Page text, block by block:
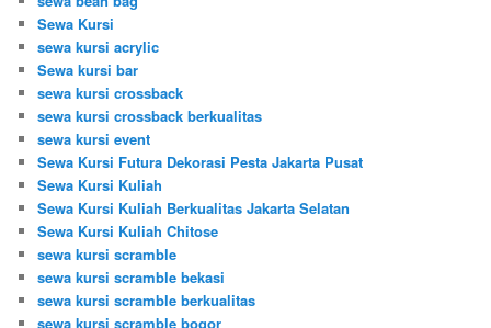
Sewa Kursi
sewa kursi acrylic
Sewa kursi bar
sewa kursi crossback
sewa kursi crossback berkualitas
sewa kursi event
Sewa Kursi Futura Dekorasi Pesta Jakarta Pusat
Sewa Kursi Kuliah
Sewa Kursi Kuliah Berkualitas Jakarta Selatan
Sewa Kursi Kuliah Chitose
sewa kursi scramble
sewa kursi scramble bekasi
sewa kursi scramble berkualitas
sewa kursi scramble bogor